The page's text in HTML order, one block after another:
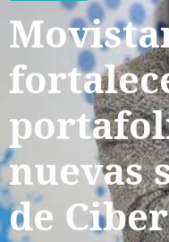
nuevas
de